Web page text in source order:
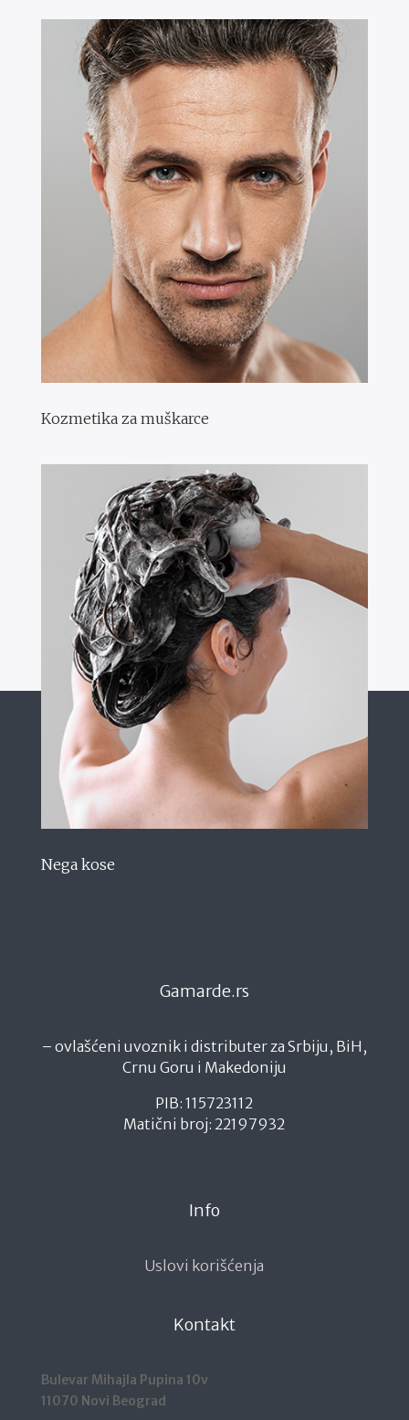
Kozmetika za muškarce
Nega kose
Gamarde.rs
– ovlašćeni uvoznik i distributer za Srbiju, BiH,
Crnu Goru i Makedoniju
PIB: 115723112
Matični broj: 22197932
Info
Uslovi korišćenja
Kontakt
Bulevar Mihajla Pupina 10v
11070 Novi Beograd